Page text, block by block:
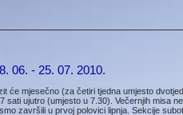
06. - 25. 07. 2010.
će mjesečno (za četiri tjedna umjesto
sati ujutro (umjesto u 7.30). Večernjih misa
završili u prvoj polovici lipnja. Sekcije